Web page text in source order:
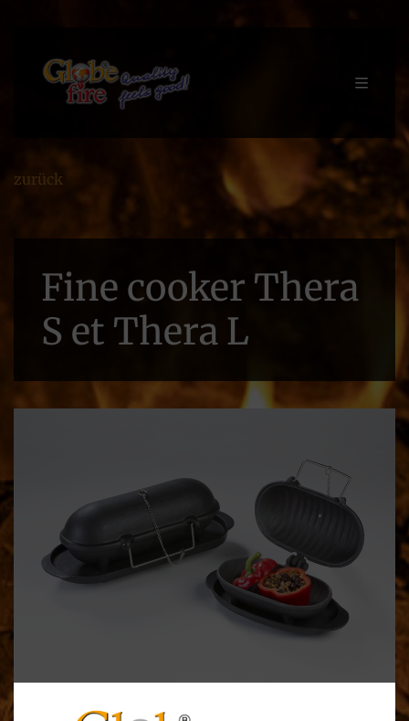
zurück
Fine cooker Thera
S et Thera L